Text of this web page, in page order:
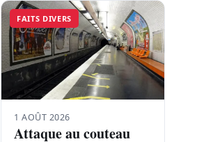
FAITS DIVERS
1 AOÛT 2026
Attaque au couteau